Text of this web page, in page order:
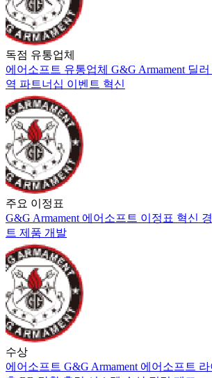
독점 유통업체
에어소프트 유통업체 G&G Armament 딜
역 파트너십 이벤트 혁신
주요 이정표
G&G Armament 에어소프트 이정표 혁신
트 제품 개발
수상
에어소프트 G&G Armament 에어소프트 라